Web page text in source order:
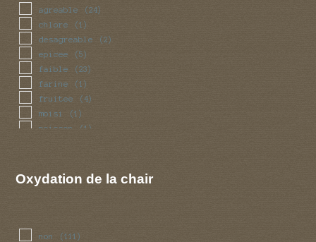
agreable (24)
chlore (1)
desagreable (2)
epicee (5)
faible (23)
farine (1)
fruitee (4)
moisi (1)
poisson (1)
Oxydation de la chair
non (111)